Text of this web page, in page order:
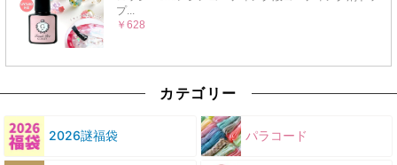
カテゴリー
2026謎福袋 パラコード